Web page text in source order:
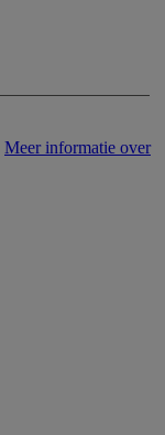
Meer informatie over